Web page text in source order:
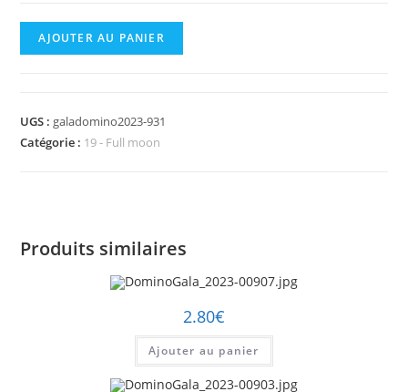
quantité
de
AJOUTER AU PANIER
UGS : galadomino2023-931
Catégorie : 19 - Full moon
Produits similaires
2.80€
Ajouter au panier